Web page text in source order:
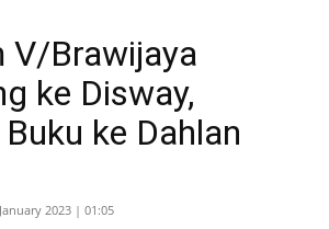
V/Brawijaya
ke Disway,
ke Dahlan
2023 | 01:05